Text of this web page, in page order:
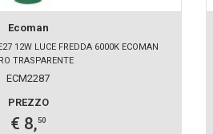
Ecoman
12W LUCE FREDDA 6000K ECOMAN
TRASPARENTE
ECM2287
PREZZO
€ 8,50